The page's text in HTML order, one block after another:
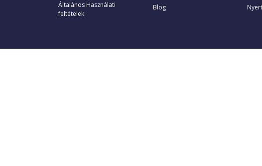
Általános Használati
feltételek
Blog